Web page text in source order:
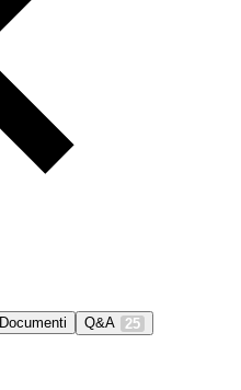
Documenti Q&A 25